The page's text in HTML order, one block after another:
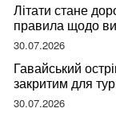
Літати стане
правила щодо
30.07.2026
Гавайський
закритим для
відвідувачів
30.07.2026